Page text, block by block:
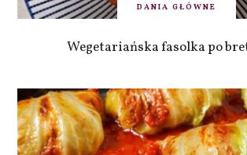
DANIA GŁÓWNE
Wegetariańska fasolka po